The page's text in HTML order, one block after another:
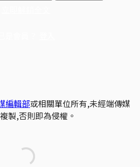
編輯部或相關單位所有,未經端傳媒
製,否則即為侵權。